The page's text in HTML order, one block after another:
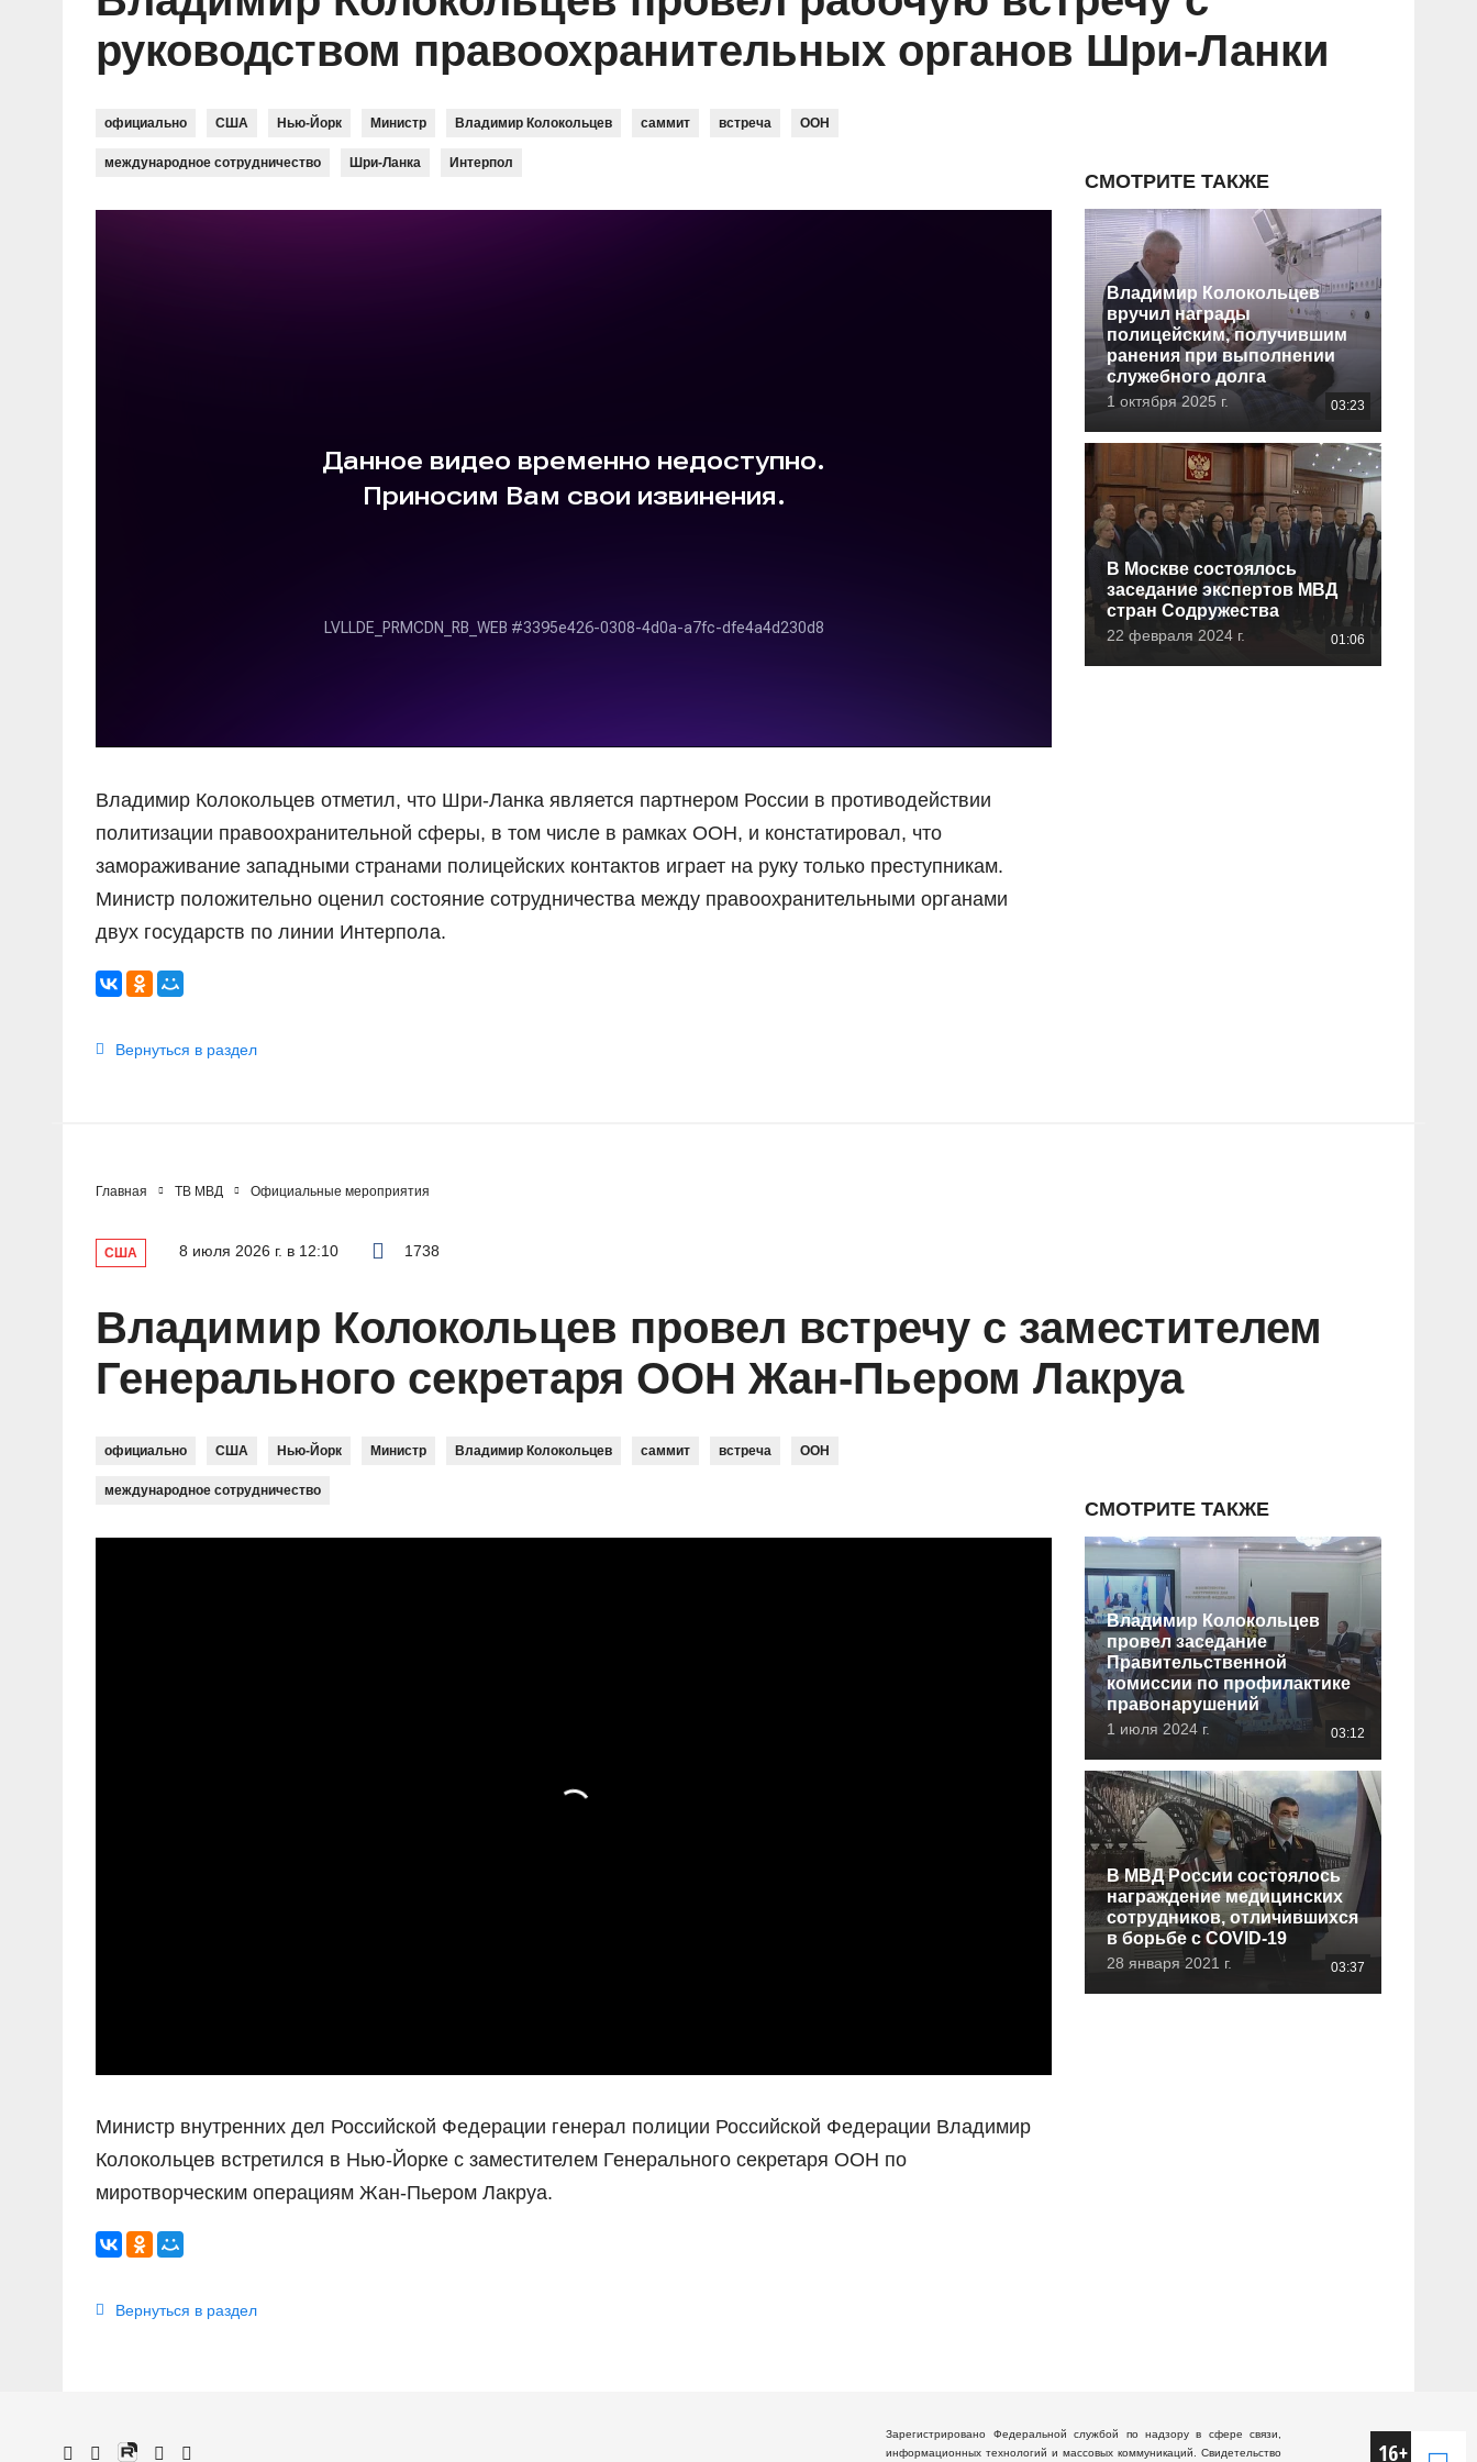
В знании сила
Специальный репортаж
Газета «Щит и меч»
Журнал «Полиция России»
О ПОРТАЛЕ
Вакансии
руководством правоохранительных органов Шри-Ланки
официально США Нью-Йорк Министр Владимир Колокольцев саммит встреча ООН
международное сотрудничество Шри-Ланка Интерпол
Владимир Колокольцев отметил, что Шри-Ланка является партнером России в противодействии
политизации правоохранительной сферы, в том числе в рамках ООН, и констатировал, что
замораживание западными странами полицейских контактов играет на руку только преступникам.
Министр положительно оценил состояние сотрудничества между правоохранительными органами
двух государств по линии Интерпола.
Вернуться в раздел
СМОТРИТЕ ТАКЖЕ
Владимир Колокольцев
вручил награды
полицейским, получившим
ранения при выполнении
служебного долга
1 октября 2025 г. 03:23
В Москве состоялось
заседание экспертов МВД
стран Содружества
22 февраля 2024 г. 01:06
Главная ТВ МВД Официальные мероприятия
США 8 июля 2026 г. в 12:10 1738
Владимир Колокольцев провел встречу с заместителем
Генерального секретаря ООН Жан-Пьером Лакруа
официально США Нью-Йорк Министр Владимир Колокольцев саммит встреча ООН
международное сотрудничество
Министр внутренних дел Российской Федерации генерал полиции Российской Федерации Владимир
Колокольцев встретился в Нью-Йорке с заместителем Генерального секретаря ООН по
миротворческим операциям Жан-Пьером Лакруа.
Вернуться в раздел
СМОТРИТЕ ТАКЖЕ
Владимир Колокольцев
провел заседание
Правительственной
комиссии по профилактике
правонарушений
1 июля 2024 г. 03:12
В МВД России состоялось
награждение медицинских
сотрудников, отличившихся
в борьбе с COVID-19
28 января 2021 г. 03:37
Зарегистрировано Федеральной службой по надзору в сфере связи,
информационных технологий и массовых коммуникаций. Свидетельство